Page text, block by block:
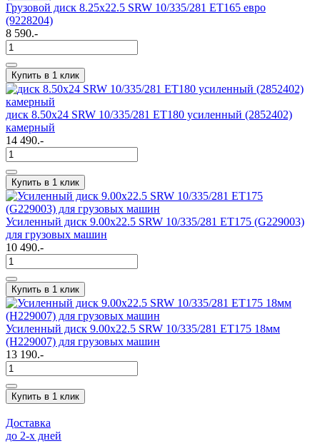
Грузовой диск 8.25х22.5 SRW 10/335/281 ET165 евро
(9228204)
8 590.-
Купить в 1 клик
диск 8.50x24 SRW 10/335/281 ET180 усиленный (2852402)
камерный
14 490.-
Купить в 1 клик
Усиленный диск 9.00х22.5 SRW 10/335/281 ET175 (G229003)
для грузовых машин
10 490.-
Купить в 1 клик
Усиленный диск 9.00х22.5 SRW 10/335/281 ET175 18мм
(H229007) для грузовых машин
13 190.-
Купить в 1 клик
Доставка
до 2-x дней